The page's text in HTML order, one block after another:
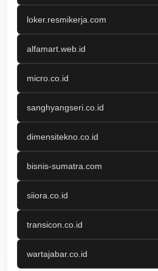
loker.resmikerja.com
alfamart.web.id
micro.co.id
sanghyangseri.co.id
dimensitekno.co.id
bisnis-sumatra.com
siiora.co.id
transicon.co.id
wartajabar.co.id